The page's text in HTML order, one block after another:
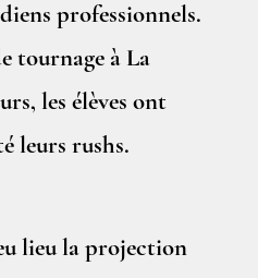
professionnels.
tournage à La
les élèves ont
leurs rushs.
lieu la projection